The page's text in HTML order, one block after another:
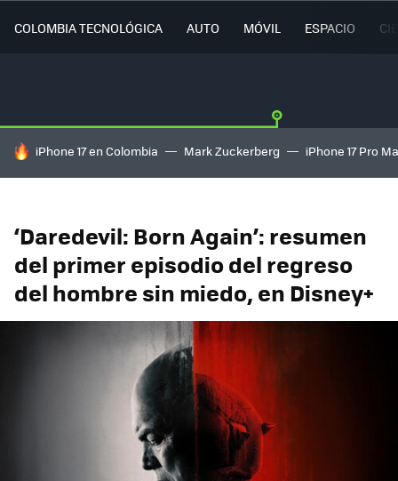
COLOMBIA TECNOLÓGICA AUTO MÓVIL ESPACIO
HOY SE HABLA DE
iPhone 17 en Colombia Mark Zuckerberg iPhone 17 Pro
‘Daredevil: Born Again’: resumen
del primer episodio del regreso
del hombre sin miedo, en Disney+